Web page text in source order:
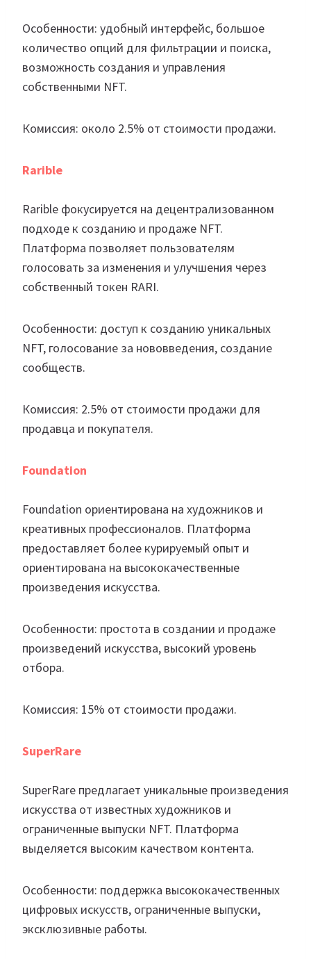
Особенности: удобный интерфейс, большое
количество опций для фильтрации и поиска,
возможность создания и управления
собственными NFT.
Комиссия: около 2.5% от стоимости продажи.
Rarible
Rarible фокусируется на децентрализованном
подходе к созданию и продаже NFT.
Платформа позволяет пользователям
голосовать за изменения и улучшения через
собственный токен RARI.
Особенности: доступ к созданию уникальных
NFT, голосование за нововведения, создание
сообществ.
Комиссия: 2.5% от стоимости продажи для
продавца и покупателя.
Foundation
Foundation ориентирована на художников и
креативных профессионалов. Платформа
предоставляет более курируемый опыт и
ориентирована на высококачественные
произведения искусства.
Особенности: простота в создании и продаже
произведений искусства, высокий уровень
отбора.
Комиссия: 15% от стоимости продажи.
SuperRare
SuperRare предлагает уникальные произведения
искусства от известных художников и
ограниченные выпуски NFT. Платформа
выделяется высоким качеством контента.
Особенности: поддержка высококачественных
цифровых искусств, ограниченные выпуски,
эксклюзивные работы.